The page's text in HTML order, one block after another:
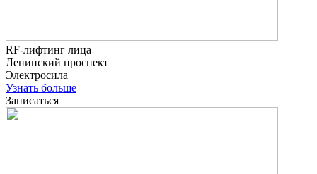
RF-лифтинг лица
Ленинский проспект
Электросила
Узнать больше
Записаться